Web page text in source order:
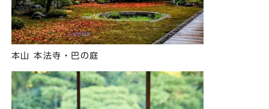
本山 本法寺・巴の庭